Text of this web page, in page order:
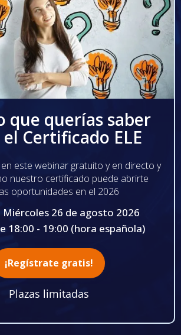
que querías saber
Certificado ELE
este webinar gratuito y en directo y
nuestro certificado puede abrirte
oportunidades en el 2026
Miércoles 26 de agosto 2026
18:00 - 19:00 (hora española)
¡Regístrate gratis!
Plazas limitadas